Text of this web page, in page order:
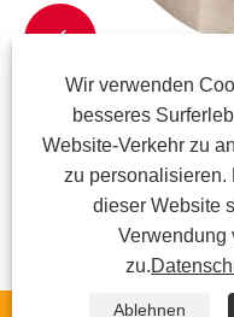
Einsatzbeschlag

Wir verwenden
besseres
Website-Verkehr zu
zu personalisieren.
dieser Website
Verwendung
zu.
Ablehnen